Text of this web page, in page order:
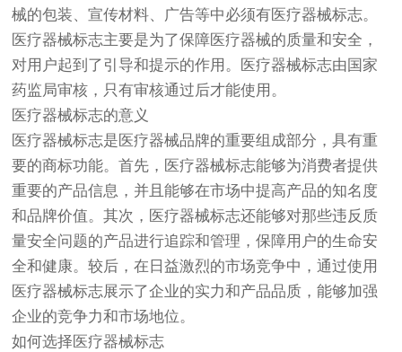
械的包装、宣传材料、广告等中必须有医疗器械标志。
医疗器械标志主要是为了保障医疗器械的质量和安全，
对用户起到了引导和提示的作用。医疗器械标志由国家
药监局审核，只有审核通过后才能使用。
医疗器械标志的意义
医疗器械标志是医疗器械品牌的重要组成部分，具有重
要的商标功能。首先，医疗器械标志能够为消费者提供
重要的产品信息，并且能够在市场中提高产品的知名度
和品牌价值。其次，医疗器械标志还能够对那些违反质
量安全问题的产品进行追踪和管理，保障用户的生命安
全和健康。较后，在日益激烈的市场竞争中，通过使用
医疗器械标志展示了企业的实力和产品品质，能够加强
企业的竞争力和市场地位。
如何选择医疗器械标志